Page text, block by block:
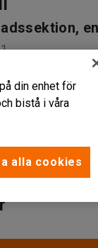
och grenställ
din enhet för
bistå i våra
alla cookies